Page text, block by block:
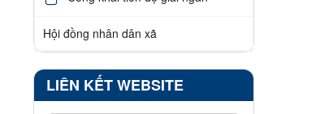
Hội đồng nhân dân xã
LIÊN KẾT WEBSITE